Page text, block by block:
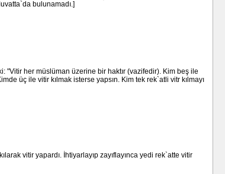
bulunamadı.]
"Vitir her müslüman üzerine bir haktır (vazifedir). Kim beş ile
üç ile vitir kılmak isterse yapsın. Kim tek rek`atli vitr kılmayı
vitir yapardı. İhtiyarlayıp zayıflayınca yedi rek`atte vitir